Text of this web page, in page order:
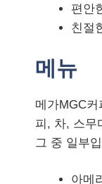
편안
친절
메뉴
메가MGC
피, 차, 스무
그 중 일부
아메